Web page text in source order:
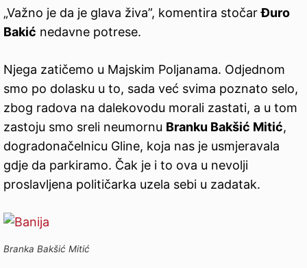
„Važno je da je glava živa”, komentira stočarĐuro
Bakić nedavne potrese.
Njega zatičemo u Majskim Poljanama. Odjednom
smo po dolasku u to, sada već svima poznato selo,
zbog radova na dalekovodu morali zastati, a u tom
zastoju smo sreli neumornu Branku Bakšić Mitić,
dogradonačelnicu Gline, koja nas je usmjeravala
gdje da parkiramo. Čak je i to ova u nevolji
proslavljena političarka uzela sebi u zadatak.
Branka Bakšić Mitić